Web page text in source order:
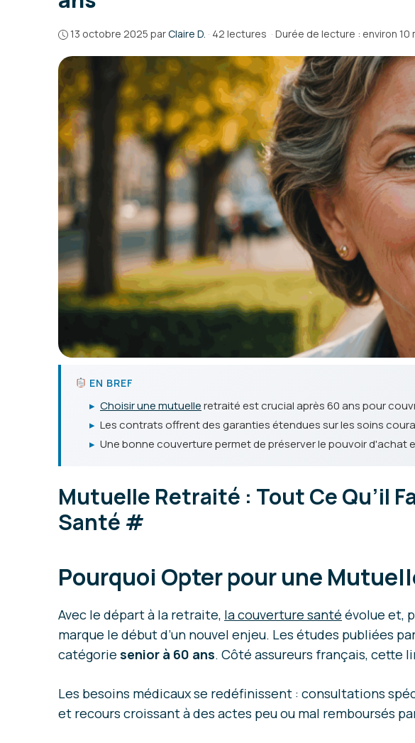
13 octobre 2025 parClaire D. · 42 lectures · Durée de lecture : environ 10
EN BREF
▸ Choisir une mutuelleretraité est crucial après 60 ans pour
▸ Les contrats offrent des garanties étendues sur les soins
▸ Une bonne couverture permet de préserver le pouvoir d'achat
Mutuelle Retraité : Tout Ce Qu’il
Santé #
Pourquoi Opter pour une
Avec le départ à la retraite, la couverture santé évolue et,
marque le début d’un nouvel enjeu. Les études publiées
catégorie senior à 60 ans. Côté assureurs français, cette
Les besoins médicaux se redéfinissent : consultations
et recours croissant à des actes peu ou mal remboursés